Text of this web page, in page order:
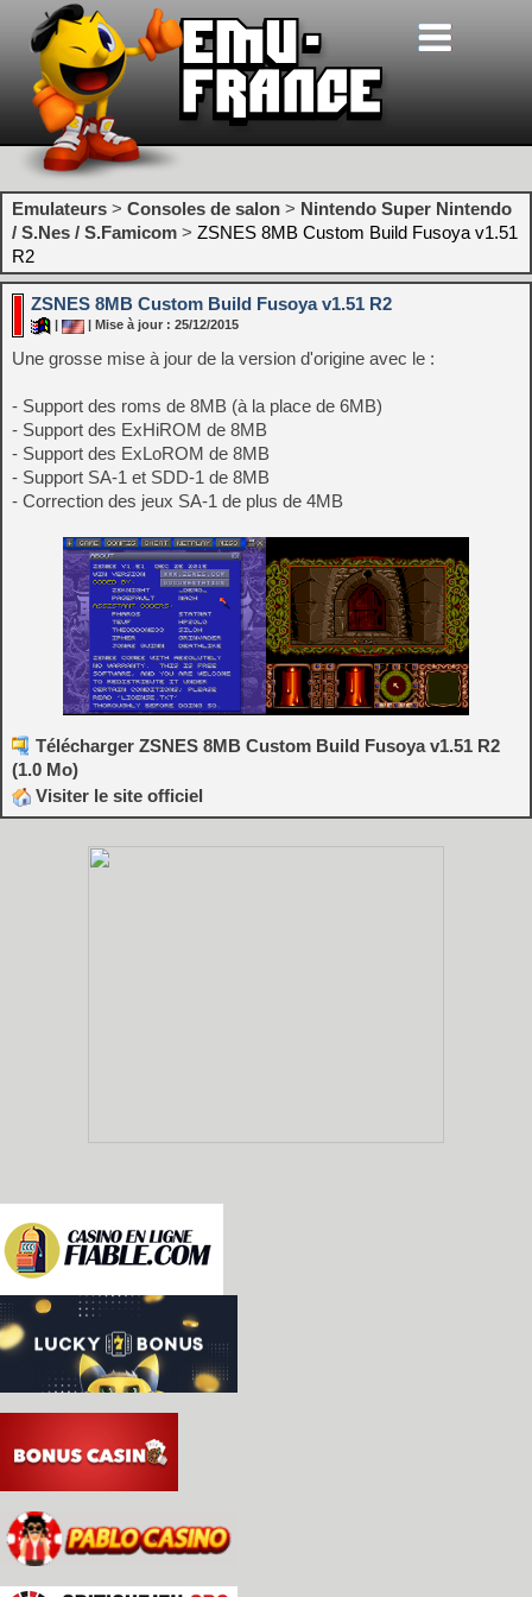
Emulateurs > Consoles de salon > Nintendo Super Nintendo
/ S.Nes / S.Famicom > ZSNES 8MB Custom Build Fusoya v1.51
R2
ZSNES 8MB Custom Build Fusoya v1.51 R2
| Mise à jour : 25/12/2015
Une grosse mise à jour de la version d'origine avec le :
- Support des roms de 8MB (à la place de 6MB)
- Support des ExHiROM de 8MB
- Support des ExLoROM de 8MB
- Support SA-1 et SDD-1 de 8MB
- Correction des jeux SA-1 de plus de 4MB
Télécharger ZSNES 8MB Custom Build Fusoya v1.51 R2
(1.0 Mo)
Visiter le site officiel